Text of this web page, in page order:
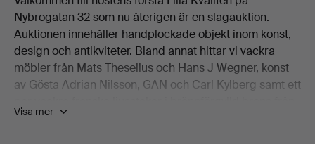
Möbler
på
Stockholms
Nybrogatan 32 som nu återigen är en slagauktion.
Auktionen innehåller handplockade objekt inom konst,
design och antikviteter. Bland annat hittar vi vackra
möbler från Mats Theselius och Hans J Wegner, konst
av Gösta Adrian Nilsson, GAN och Carl Kylberg samt ett
1800-talets första hälft och mycket mer.
Visa mer